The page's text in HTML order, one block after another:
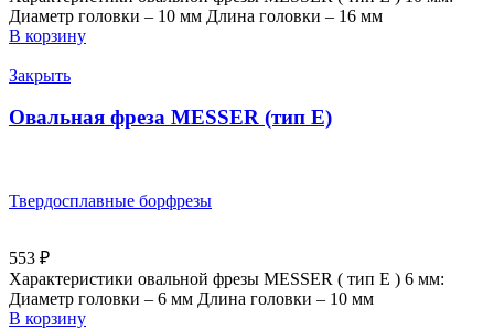
Диаметр головки – 10 мм Длина головки – 16 мм
В корзину
Закрыть
Овальная фреза MESSER (тип E)
Твердосплавные борфрезы
553 ₽
Характеристики овальной фрезы MESSER ( тип E ) 6 мм:
Диаметр головки – 6 мм Длина головки – 10 мм
В корзину